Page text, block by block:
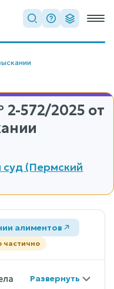
572/2025 от
(Пермский
алиментов
частично